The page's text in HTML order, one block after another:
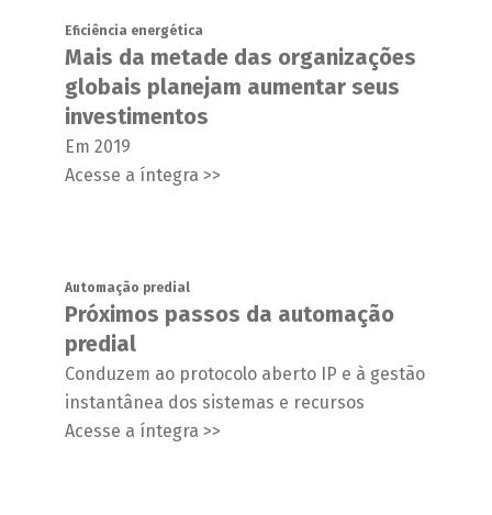
Eficiência energética
Mais da metade das organizações
globais planejam aumentar seus
investimentos
Em 2019
Acesse a íntegra >>
Automação predial
Próximos passos da automação
predial
Conduzem ao protocolo aberto IP e à gestão
instantânea dos sistemas e recursos
Acesse a íntegra >>